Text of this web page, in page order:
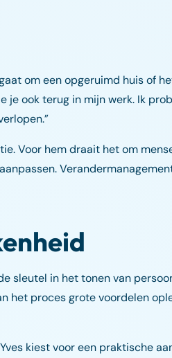
om een opgeruimd huis of
je ook terug in mijn werk. Ik
Voor hem draait het om
sleutel in het tonen van
het proces grote voordelen
kiest voor een praktische